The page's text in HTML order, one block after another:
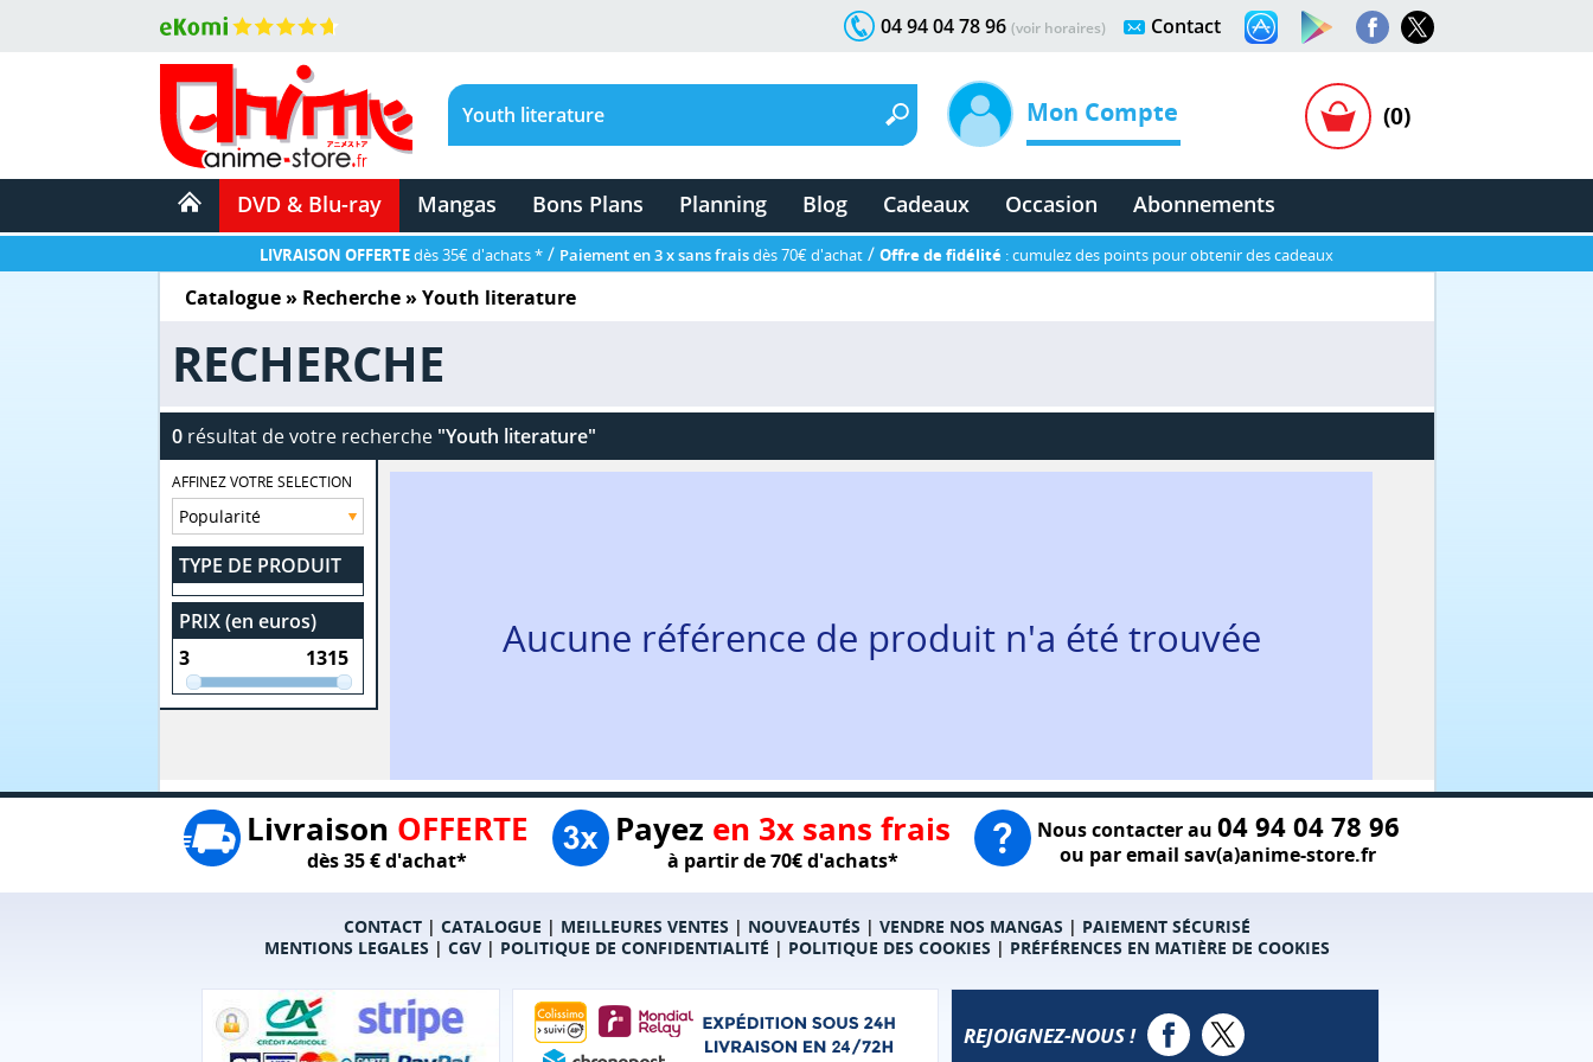
Contact
04 94 04 78 96 (voir horaires)
Mon Compte (0)
DVD & Blu-ray Mangas Bons Plans Planning Blog Cadeaux Occasion Abonnements
LIVRAISON OFFERTEdès 35€ d'achats * / Paiement en 3 x sans fraisdès 70€ d'achat / Offre de fidélité : cumulez des points pour obtenir des cadeaux
Catalogue» Recherche » Youth literature
RECHERCHE
0résultat de votre recherche "Youth literature"
AFFINEZ VOTRE SELECTION
TYPE DE PRODUIT
PRIX (en euros) Aucune référence de produit n'a été trouvée
Livraison OFFERTE
dès 35 € d'achat*
Payez en 3x sans frais
à partir de 70€ d'achats*
Nous contacter au 04 94 04 78 96
ou par email sav(a)anime-store.fr
CONTACT| CATALOGUE | MEILLEURES VENTES | NOUVEAUTÉS | VENDRE NOS MANGAS | PAIEMENT SÉCURISÉ
MENTIONS LEGALES | CGV| POLITIQUE DE CONFIDENTIALITÉ | POLITIQUE DES COOKIES | PRÉFÉRENCES EN MATIÈRE DE COOKIES
REJOIGNEZ-NOUS !